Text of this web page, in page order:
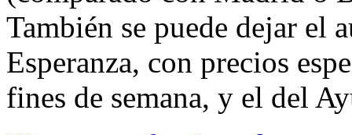
También se puede dejar el
Esperanza, con precios
fines de semana, y el del